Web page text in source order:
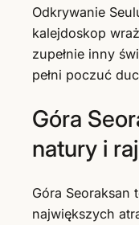
Odkrywanie
kalejdoskop
zupełnie inny
pełni poczuć
Góra
natury i
Góra Seoraksan
największych